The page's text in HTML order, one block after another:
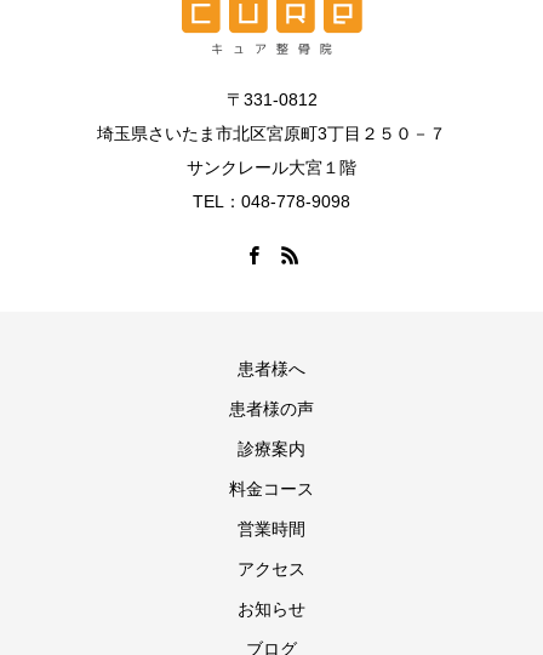
〒331-0812
埼玉県さいたま市北区宮原町3丁目２５０－７
サンクレール大宮１階
TEL：048-778-9098
患者様へ
患者様の声
診療案内
料金コース
営業時間
アクセス
お知らせ
ブログ